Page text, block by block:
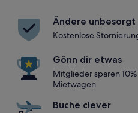
Ändere unbesorgt
Kostenlose
Gönn dir etwas
Mitglieder sparen
Mietwagen
Buche clever